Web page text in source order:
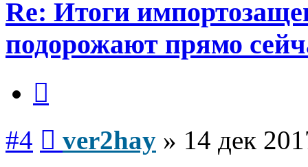
Re: Итоги
подорожают прямо
#4 ver2hay » 14 дек